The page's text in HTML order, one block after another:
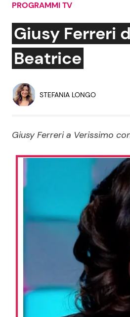
Social News
News dal mondo
PROGRAMMI TV
Giusy Ferreri
Beatrice
STEFANIA LONGO
Giusy Ferreri a Verissimo